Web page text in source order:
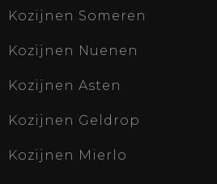
Kozijnen Someren
Kozijnen Nuenen
Kozijnen Asten
Kozijnen Geldrop
Kozijnen Mierlo